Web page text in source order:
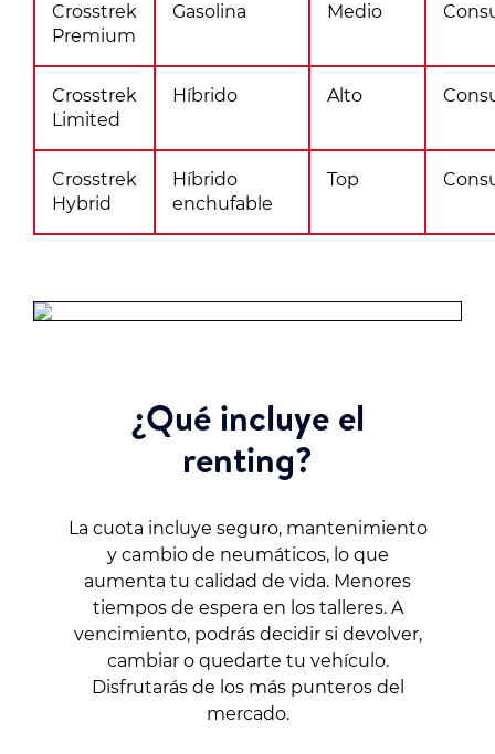
Crosstrek
Premium
Gasolina Medio
Crosstrek
Limited
Híbrido Alto
Crosstrek
Hybrid
Híbrido
enchufable
Top
¿Qué incluye el
renting?
La cuota incluye seguro, mantenimiento
y cambio de neumáticos, lo que
aumenta tu calidad de vida. Menores
tiempos de espera en los talleres. A
vencimiento, podrás decidir si devolver,
cambiar o quedarte tu vehículo.
Disfrutarás de los más punteros del
mercado.